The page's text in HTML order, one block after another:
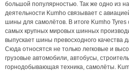
большой популярностью. Так же одно из
деятельности Kumho связывает с
шины для самолётов. В итоге Kumho Tyres
самых крупных мировых шинных
выпускает шины превосходного качества
Сюда относятся не только легковые и
грузовые автомобили, автобусы,
горнодобывающая техника, самолёты.